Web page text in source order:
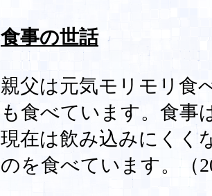
食事の世話
親父は元気モリモリ食
も食べています。食事
現在は飲み込みにくく
のを食べています。（